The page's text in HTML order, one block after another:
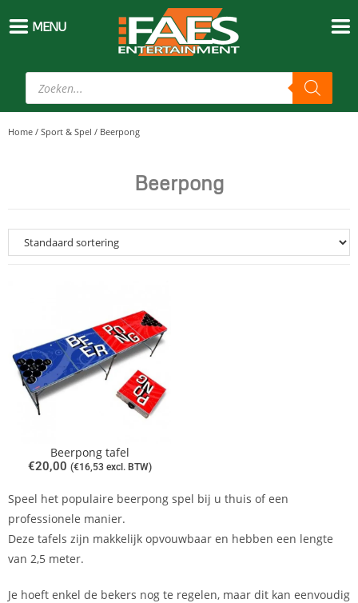
Home / Sport & Spel / Beerpong
Beerpong
Beerpong tafel
€20,00 (€16,53excl. BTW)
Speel het populaire beerpong spel bij u thuis of een
professionele manier.
Deze tafels zijn makkelijk opvouwbaar en hebben een lengte
van 2,5 meter.
Je hoeft enkel de bekers nog te regelen, maar dit kan eenvoudig
MENU